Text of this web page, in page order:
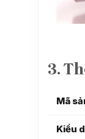
3.
Mã
Kiểu